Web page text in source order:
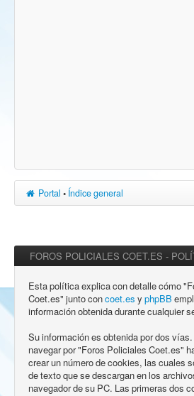
Portal • Índice general
FOROS POLICIALES COET.ES -
Esta política explica con detalle cómo
Coet.es" junto con coet.es y phpBB
información obtenida durante cualquier
Su información es obtenida por dos
navegar por "Foros Policiales Coet.es"
crear un número de cookies, las cuales
de texto que se descargan en los
navegador de su PC. Las primeras dos